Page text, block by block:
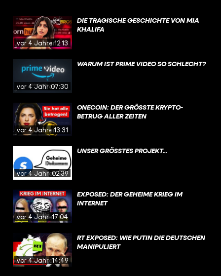
vor 4 Jahren12:13
DIE TRAGISCHE GESCHICHTE VON MIA
KHALIFA
vor 4 Jahren07:30
WARUM IST PRIME VIDEO SO SCHLECHT?
vor 4 Jahren13:31
ONECOIN: DER GRÖSSTE KRYPTO-B
ETRUG ALLER ZEITEN
vor 4 Jahren02:39
UNSER GRÖSSTES PROJEKT...
vor 4 Jahren17:04
EXPOSED: DER GEHEIME KRIEG IM
INTERNET
vor 4 Jahren14:49
RT EXPOSED: WIE PUTIN DIE DEUTSCHEN
MANIPULIERT